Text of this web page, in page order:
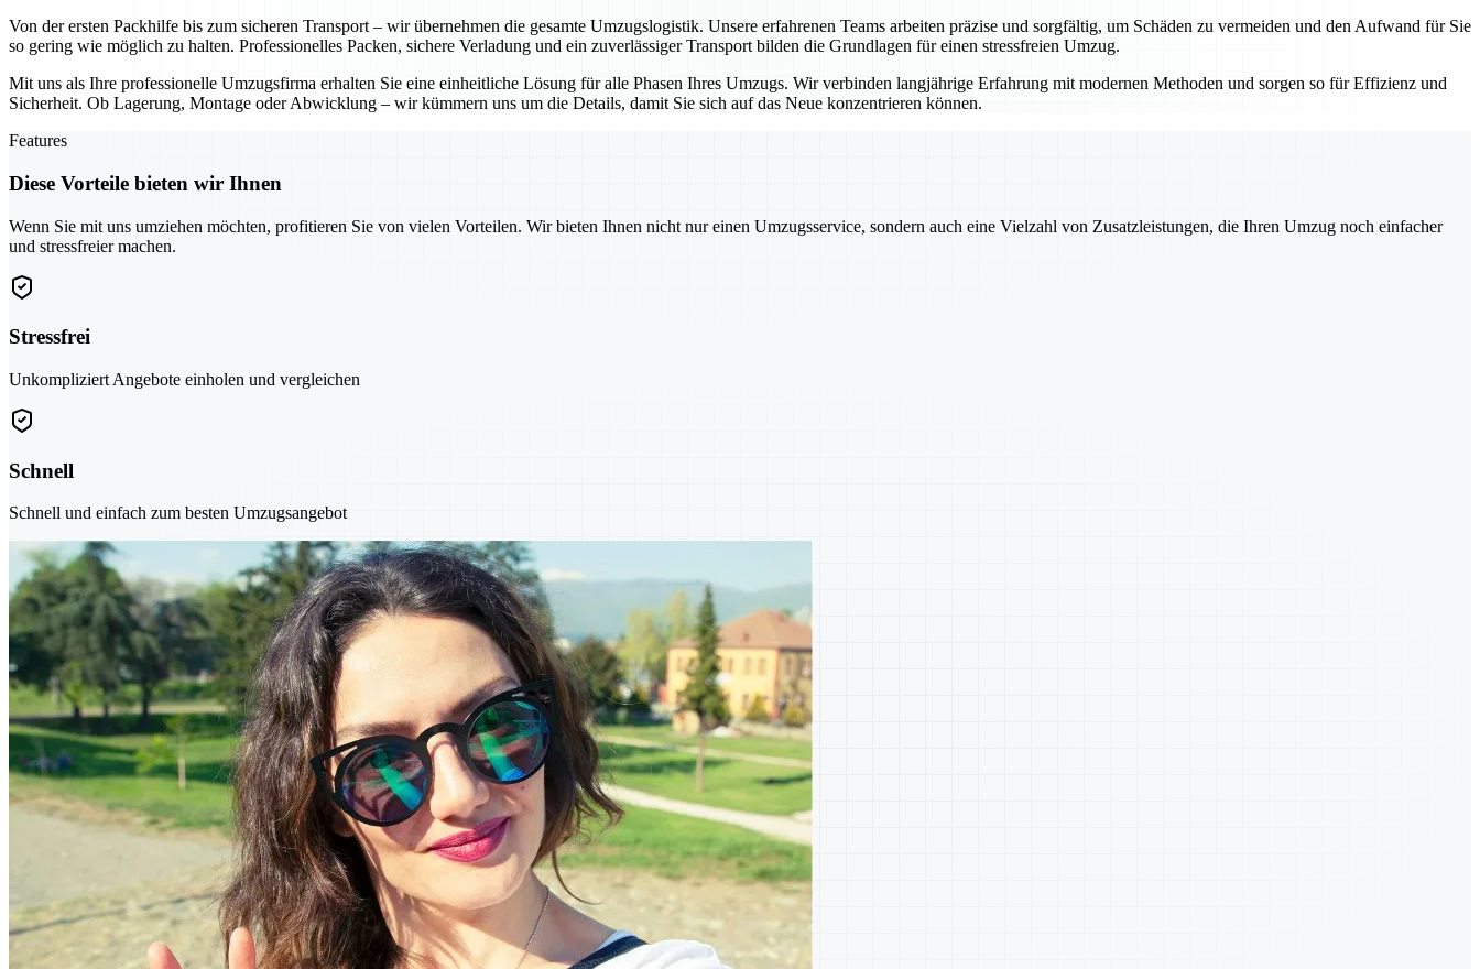
Von der ersten Packhilfe bis zum sicheren Transport – wir übernehmen die gesamte Umzugslogistik. Unsere erfahrenen Teams arbeiten präzise und sorgfältig, um Schäden zu vermeiden und den Aufwand für Sie
so gering wie möglich zu halten. Professionelles Packen, sichere Verladung und ein zuverlässiger Transport bilden die Grundlagen für einen stressfreien Umzug.
Mit uns als Ihre professionelle Umzugsfirma erhalten Sie eine einheitliche Lösung für alle Phasen Ihres Umzugs. Wir verbinden langjährige Erfahrung mit modernen Methoden und sorgen so für Effizienz und
Sicherheit. Ob Lagerung, Montage oder Abwicklung – wir kümmern uns um die Details, damit Sie sich auf das Neue konzentrieren können.
Features
Diese Vorteile bieten wir Ihnen
Wenn Sie mit uns umziehen möchten, profitieren Sie von vielen Vorteilen. Wir bieten Ihnen nicht nur einen Umzugsservice, sondern auch eine Vielzahl von Zusatzleistungen, die Ihren Umzug noch einfacher
und stressfreier machen.
Stressfrei
Unkompliziert Angebote einholen und vergleichen
Schnell
Schnell und einfach zum besten Umzugsangebot